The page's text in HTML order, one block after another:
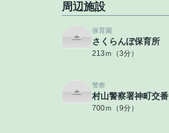
周辺施設
保育園
さくらんぼ保育所
213ｍ（3分）
警察
村山警察署神町交番
700ｍ（9分）